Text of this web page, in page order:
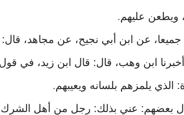
ويطعن عليهم.
عن ابن أبي نجيح، عن مجاهد، قال:
ابن وهب، قال: قال ابن زيد، في
الذي يلمزهم بلسانه ويعيبهم.
بعضهم: عني بذلك: رجل من أهل الشرك